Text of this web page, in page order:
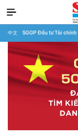
中文 SGGP Đầu tư Tài chính